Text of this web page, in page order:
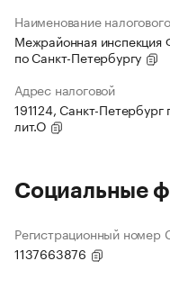
Наименование
Межрайонная
по Санкт-Петербургу
Адрес налоговой
191124, Санкт-Петербург
лит.О
Социальные
Регистрационный номер
1137663876